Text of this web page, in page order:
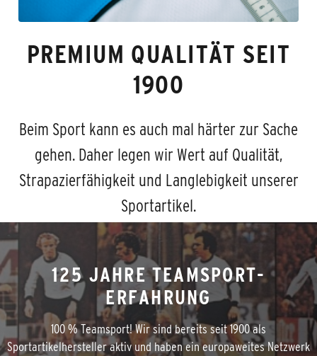
PREMIUM QUALITÄT SEIT
1900
Beim Sport kann es auch mal härter zur Sache
gehen. Daher legen wir Wert auf Qualität,
Strapazierfähigkeit und Langlebigkeit unserer
Sportartikel.
125 JAHRE TEAMSPORT-
ERFAHRUNG
100 % Teamsport! Wir sind bereits seit 1900 als
Sportartikelhersteller aktiv und haben ein europaweites Netzwerk